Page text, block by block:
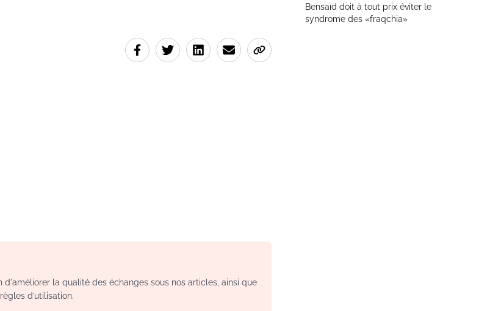
la qualité des échanges sous nos articles, ainsi que
d’utilisation.
Bensaïd doit à tout prix éviter le
syndrome des «fraqchia»